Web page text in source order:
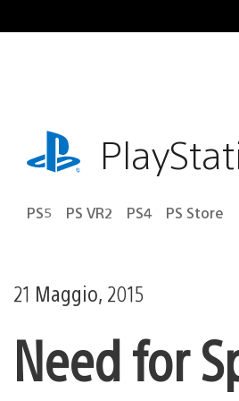
al
playstation.com
PS5 PS VR2 PS4 PS Store
21 Maggio, 2015
Need for